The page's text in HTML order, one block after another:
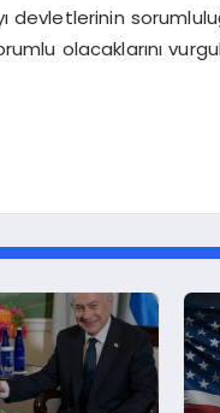
devletlerinin
olacaklarını